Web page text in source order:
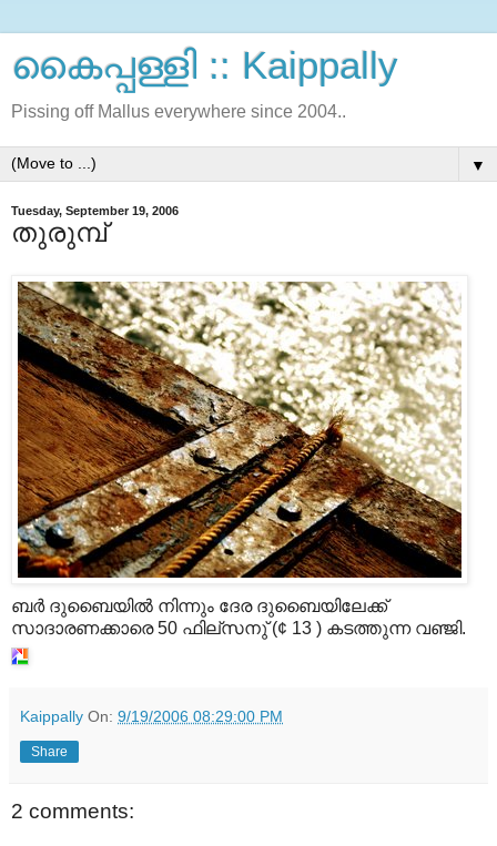
കൈപ്പള്ളി :: Kaippally
Pissing off Mallus everywhere since 2004..
▼
Tuesday, September 19, 2006
തുരുമ്പ്
ബര്‍ ദുബൈയില്‍ നിന്നും ദേര ദുബൈയിലേക്ക്
സാദാരണക്കാരെ 50 ഫില്സനു് (¢ 13 ) കടത്തുന്ന വഞ്ജി.
Kaippally On: 9/19/2006 08:29:00 PM
Share
2 comments: